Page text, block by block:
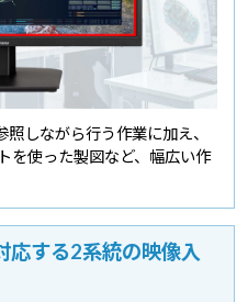
しながら行う作業に加え、
を使った製図など、幅広い作
する2系統の映像入